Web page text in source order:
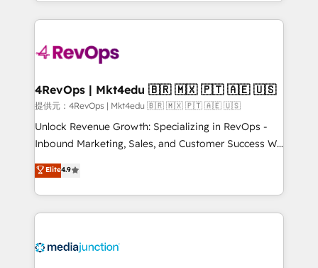
requirement). ✔️Helped over 25,000+ customers so
far with our HubSpot solutions. ✔️Bespoke apps &
on-demand bundle services. Connect with us today!
experience for your team and customers.
4RevOps | Mkt4edu 🇧🇷 🇲🇽 🇵🇹 🇦🇪 🇺🇸
提供元：4RevOps | Mkt4edu 🇧🇷 🇲🇽 🇵🇹 🇦🇪 🇺🇸
Unlock Revenue Growth: Specializing in RevOps -
Inbound Marketing, Sales, and Customer Success We
specialize in driving revenue growth for companies
across industries through tailored marketing, sales,
and customer success strategies, utilizing RevOps
methodologies. As Latin America's largest HubSpot
offer unparalleled insights. Operating in five
Elite4.9